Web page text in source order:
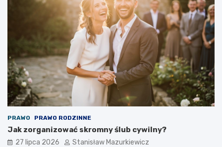
PRAWO PRAWO RODZINNE
Jak zorganizować skromny ślub cywilny?
27 lipca 2026 Stanisław Mazurkiewicz